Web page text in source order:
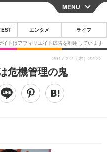
CLOSE
スマートフォン
ガジェット・ツール
MENU
エンタメ ライフ
危機管理の鬼
2017.3.2（木）22:22